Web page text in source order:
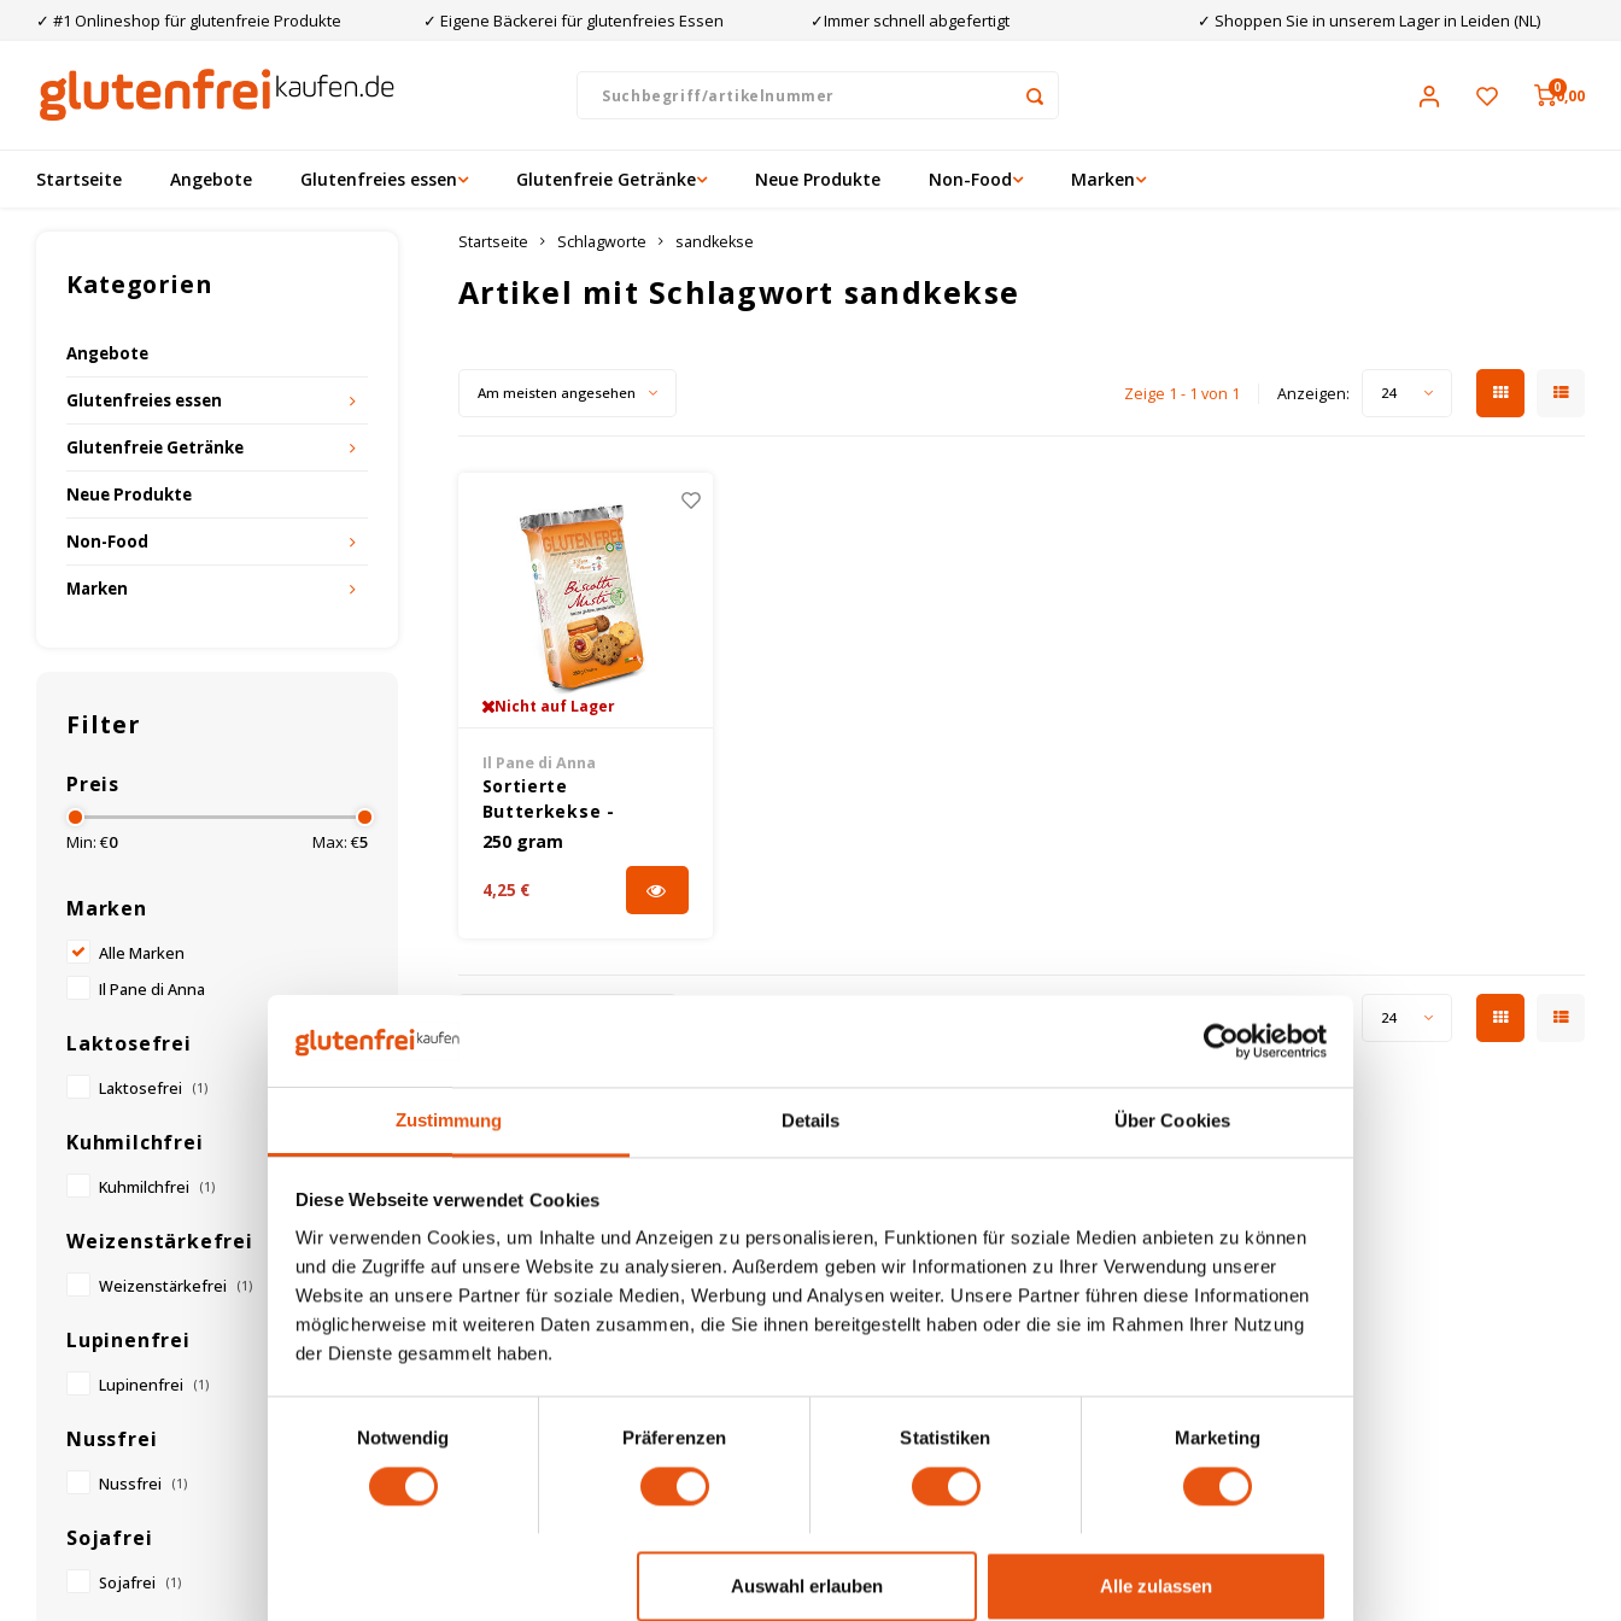
Zustimmung Details Über Cookies
Diese Webseite verwendet Cookies
Wir verwenden Cookies, um Inhalte und Anzeigen zu personalisieren, Funktionen für soziale Medien anbieten zu können
und die Zugriffe auf unsere Website zu analysieren. Außerdem geben wir Informationen zu Ihrer Verwendung unserer
Website an unsere Partner für soziale Medien, Werbung und Analysen weiter. Unsere Partner führen diese Informationen
möglicherweise mit weiteren Daten zusammen, die Sie ihnen bereitgestellt haben oder die sie im Rahmen Ihrer Nutzung
der Dienste gesammelt haben.
Notwendig
Präferenzen Statistiken Marketing
Auswahl erlauben Alle zulassen
✓ #1 Onlineshop für glutenfreie Produkte ✓ Eigene Bäckerei für glutenfreies Essen ✓Immer schnell abgefertigt ✓ Shoppen Sie in unserem Lager in Leiden (NL)
00,00
Startseite Angebote Glutenfreies essen Glutenfreie Getränke Neue Produkte Non-Food Marken
Kategorien
Angebote
Glutenfreies essen
Glutenfreie Getränke
Neue Produkte
Non-Food
Marken
Filter
Preis
Min: €0 Max: €5
Marken
Alle Marken
Il Pane di Anna
Laktosefrei
Laktosefrei (1)
Kuhmilchfrei
Kuhmilchfrei (1)
Weizenstärkefrei
Weizenstärkefrei (1)
Lupinenfrei
Lupinenfrei (1)
Nussfrei
Nussfrei (1)
Sojafrei
Sojafrei (1)
Startseite Schlagworte sandkekse
Artikel mit Schlagwort sandkekse
Am meisten angesehen Zeige 1 - 1 von 1 Anzeigen: 24
Nicht auf Lager
Il Pane di Anna
Sortierte
Butterkekse -
Glutenfrei
250 gram
4,25 €
Zeige 1 - 1 von 1 Anzeigen: 24